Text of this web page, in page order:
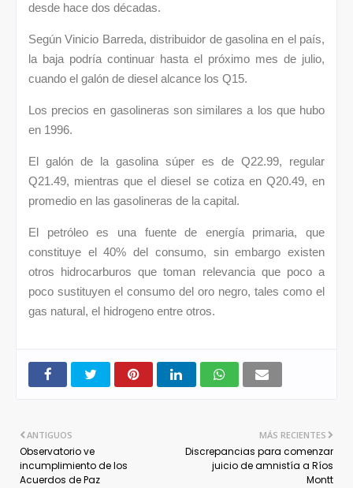
desde hace dos décadas.
Según Vinicio Barreda, distribuidor de gasolina en el país,
la baja podría continuar hasta el próximo mes de julio,
cuando el galón de diesel alcance los Q15.
Los precios en gasolineras son similares a los que hubo
en 1996.
El galón de la gasolina súper es de Q22.99, regular
Q21.49, mientras que el diesel se cotiza en Q20.49, en
promedio en las gasolineras de la capital.
El petróleo es una fuente de energía primaria, que
constituye el 40% del consumo, sin embargo existen
otros hidrocarburos que toman relevancia que poco a
poco sustituyen el consumo del oro negro, tales como el
gas natural, el hidrogeno entre otros.
MÁS RECIENTES
Discrepancias para comenzar
juicio de amnistía a Ríos
Montt
ANTIGUOS
Observatorio ve
incumplimiento de los
Acuerdos de Paz